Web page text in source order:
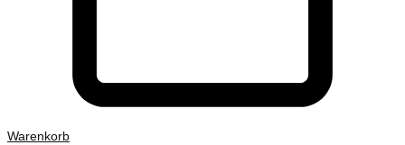
Warenkorb